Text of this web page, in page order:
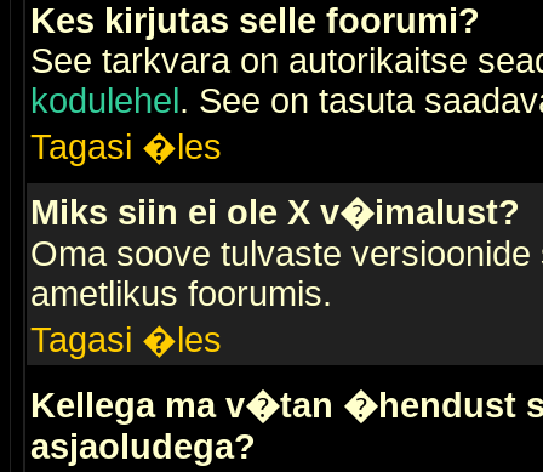
Kes kirjutas selle foorumi?
See tarkvara on autorikaitse
kodulehel. See on tasuta
Tagasi �les
Miks siin ei ole X v�imalust?
Oma soove tulvaste
ametlikus foorumis.
Tagasi �les
Kellega ma v�tan �hendust
asjaoludega?